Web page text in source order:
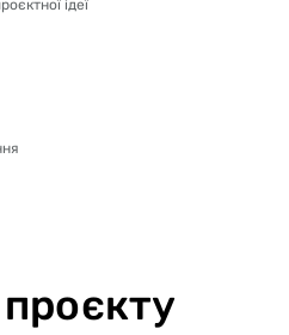
ідеї
проєкту